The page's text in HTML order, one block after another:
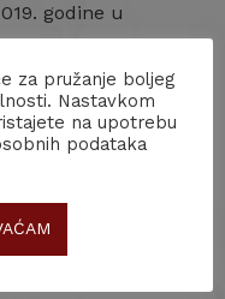
godine u
u tijeku nalaze
za pružanje boljeg
Nastavkom
na upotrebu
podataka